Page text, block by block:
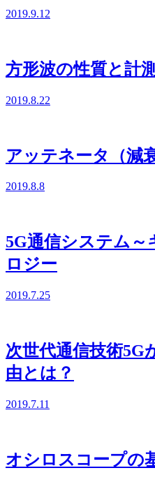
2019.9.12
方形波の性質と計
2019.8.22
アッテネータ（減
2019.8.8
5G通信システム～
ロジー
2019.7.25
次世代通信技術5G
由とは？
2019.7.11
オシロスコープの